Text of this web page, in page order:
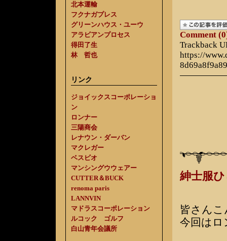
北本運輸
フクナガプレス
グリーンハウス・ユーウ
アラビアンプロセス
得田了生
林 哲也
リンク
ジョイックスコーポレーショ
ン
ロンナー
三陽商会
レナウン・ダーバン
マクレガー
ベスビオ
マンシングウウェアー
CUTTER＆BUCK
renoma paris
LANNVIN
マドラスコーポレーション
ルコック ゴルフ
白山青年会議所
Comment
Trackback
https://
紳士服
皆さん
今回はロ